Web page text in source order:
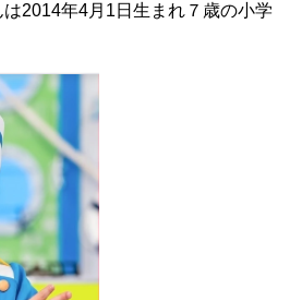
2014年4月1日生まれ７歳の小学